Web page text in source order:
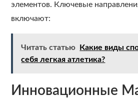
элементов. Ключевые
включают:
Читать статью
Какие виды
себя легкая атлетика?
Инновационные